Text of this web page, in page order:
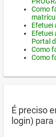
Como
Efetuei
Efetuei
Portal
Como
Como
É preciso
login)